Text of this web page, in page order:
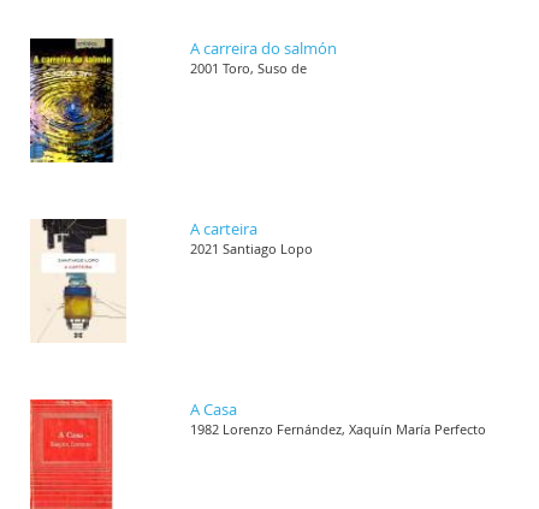
A carreira do salmón
2001 Toro, Suso de
A carteira
2021 Santiago Lopo
A Casa
1982 Lorenzo Fernández, Xaquín María Perfecto